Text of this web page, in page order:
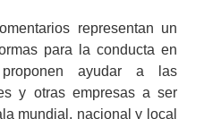
representan un
para la conducta en
ayudar a las
y otras empresas a ser
mundial, nacional y local